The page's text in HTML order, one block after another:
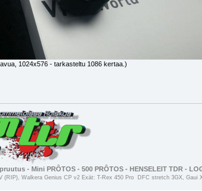
1024x576 - tarkasteltu 1086 kertaa.)
- Mini PRÔTOS - 500 PRÔTOS - HENSELEIT TDR -
(RIP), Walkera Genius CP v2 Exät: T-Rex 450 Pro DFC stretch 3GX, Gaui